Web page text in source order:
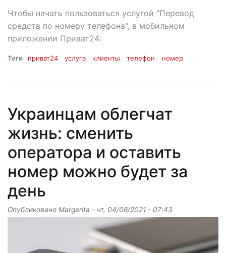
Чтобы начать пользоваться услугой "Перевод
средств по номеру телефона", в мобильном
приложении Приват24:
Теги приват24 услуга клиенты телефон номер
Украинцам облегчат
жизнь: сменить
оператора и оставить
номер можно будет за
день
Опубликовано Margarita - чт, 04/08/2021 - 07:43